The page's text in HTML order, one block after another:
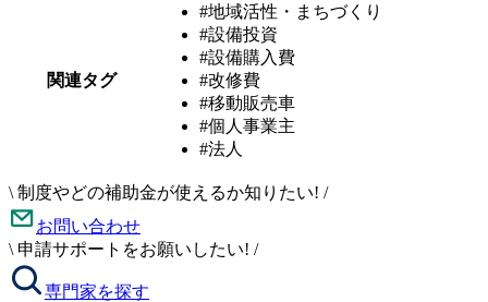
関連タグ
#地域活性・まちづくり
#設備投資
#設備購入費
#改修費
#移動販売車
#個人事業主
#法人
\ 制度やどの補助金が使えるか知りたい! /
お問い合わせ
\ 申請サポートをお願いしたい! /
専門家を探す